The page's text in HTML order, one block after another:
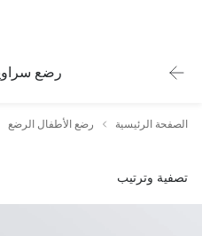
رضع
الصفحة الرئيسية رضع الأطفال الرضع
تصفية وترتيب